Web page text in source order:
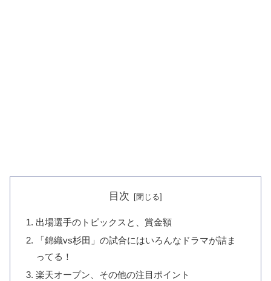
目次
出場選手のトピックスと、賞金額
「錦織vs杉田」の試合にはいろんなドラマが詰ま
ってる！
楽天オープン、その他の注目ポイント